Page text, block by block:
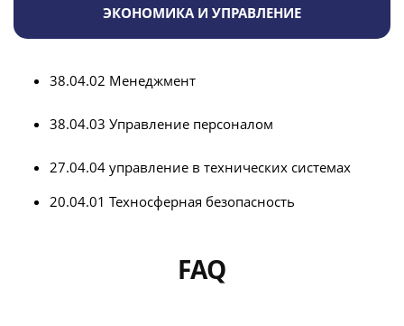
ЭКОНОМИКА И УПРАВЛЕНИЕ
38.04.02 Менеджмент
38.04.03 Управление персоналом
27.04.04 управление в технических системах
20.04.01 Техносферная безопасность
FAQ